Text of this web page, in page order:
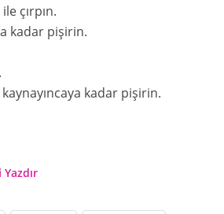
çırpın.
kadar pişirin.
kadar pişirin.